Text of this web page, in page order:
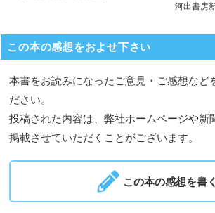
河出書房
この本の感想をおよせ下さい
本書をお読みになったご意見・ご感想など
ださい。
投稿された内容は、弊社ホームページや新
掲載させていただくことがございます。
この本の感想を書く